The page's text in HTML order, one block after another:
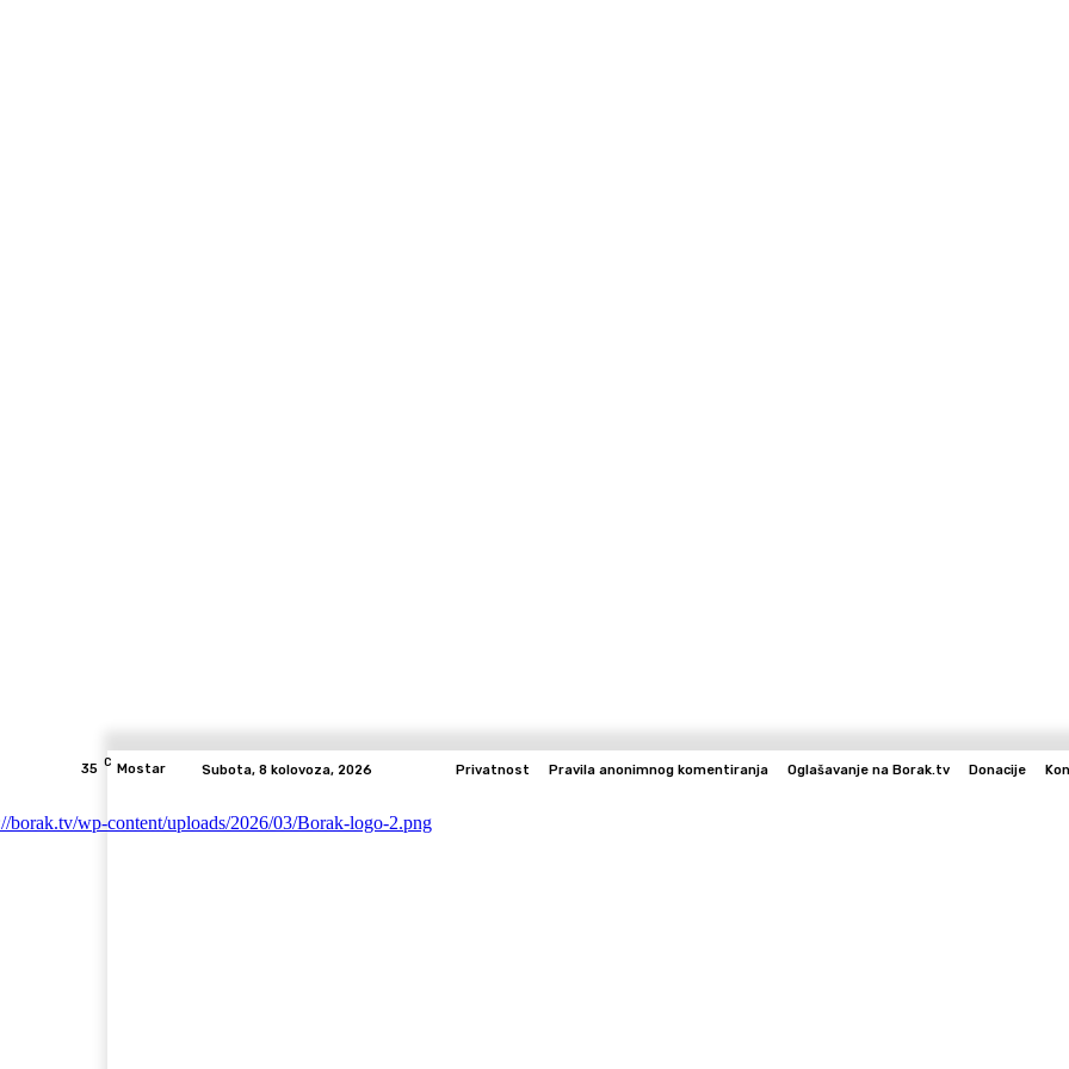
35 C Mostar Subota, 8 kolovoza, 2026 Privatnost Pravila anonimnog komentiranja Oglašavanje na Borak.tv Donacije